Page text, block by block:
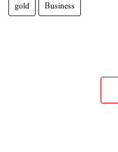
gold Business